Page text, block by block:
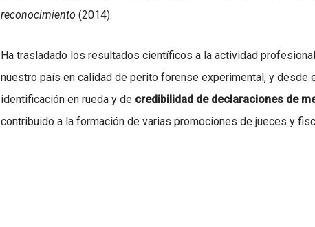
reconocimiento (2014).
Ha trasladado los resultados científicos a la actividad
nuestro país en calidad de perito forense experimental, y
identificación en rueda y de credibilidad de declaraciones de
contribuido a la formación de varias promociones de jueces y